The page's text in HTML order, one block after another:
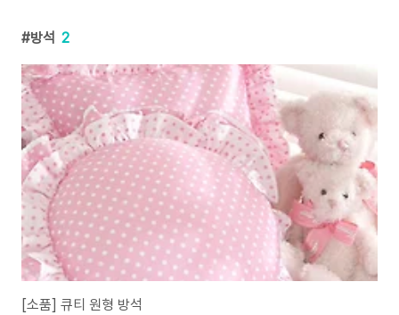
방석 2
[소품] 큐티 원형 방석